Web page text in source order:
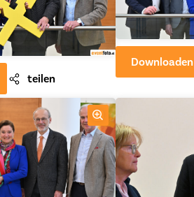
teilen
Downloaden